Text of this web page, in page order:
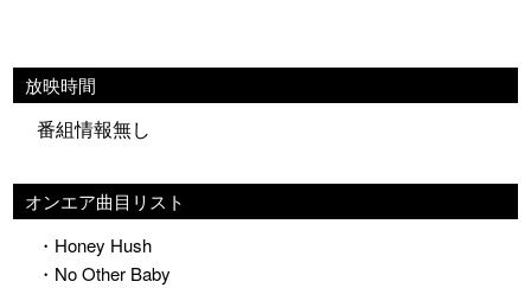
放映時間
番組情報無し
オンエア曲目リスト
・Honey Hush
・No Other Baby